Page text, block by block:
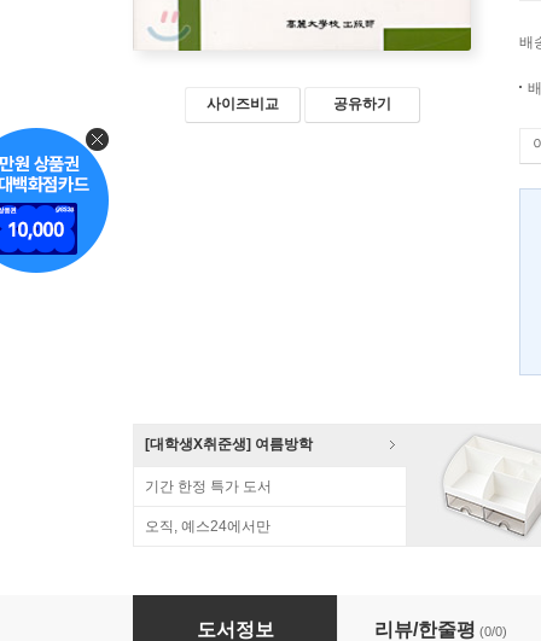
사이즈비교 공유하기
배
[대학생X취준생] 여름방학
기간 한정 특가 도서
오직, 예스24에서만
의화단운동 전후의 산동
도서정보 리뷰/한줄평 (0/0)